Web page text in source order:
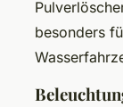
besonders